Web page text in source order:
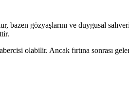
bazen gözyaşlarını ve duygusal
olabilir. Ancak fırtına sonrası